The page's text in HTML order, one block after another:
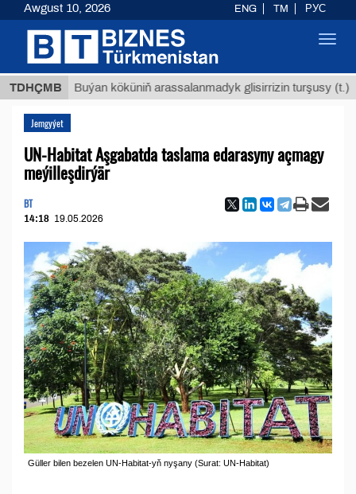
TDHÇMB
Buýan köküniň arassalanmadyk glisirrizin turşusy (t.)
Jemgyýet
UN-Habitat Aşgabatda taslama edarasyny açmagy
meýilleşdirýär
BT
14:18 19.05.2026
Güller bilen bezelen UN-Habitat-yň nyşany (Surat: UN-Habitat)
Awgust 10, 2026 ENG TM РУС